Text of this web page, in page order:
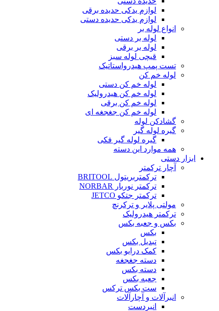
لوازم یدکی حدیده برقی
لوازم یدکی حدیده دستی
انواع لوله بر
لوله بر دستی
لوله بر برقی
قیچی لوله سبز
تست پمپ هیدرواستاتیک
لوله خم کن
لوله خم کن دستی
لوله خم کن هیدرولیک
لوله خم کن برقی
لوله خم کن جغجغه ای
گشادکن لوله
گیره لوله گیر
گیره لوله گیر فکی
همه موارد این دسته
ابزار دستی
آچار ترکمتر
ترکمتربریتول BRITOOL
ترکمتر نوربار NORBAR
ترکمتر جتکو JETCO
مولتی پلایر و ترکرنچ
ترکمتر هیدرولیک
بکس و جعبه بکس
بکس
تبدیل بکس
کمک درایو بکس
دسته جغجغه
دسته بکس
جعبه بکس
ست بکس ترکس
انبرآلات و آچارآلات
انبردست